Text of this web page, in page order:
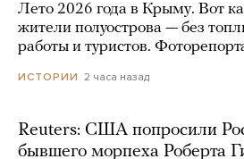
Лето 2026 года в Крыму. Вот
жители полуострова — без
работы и туристов.
ИСТОРИИ 2 часа назад
Reuters: США попросили
бывшего морпеха Роберта